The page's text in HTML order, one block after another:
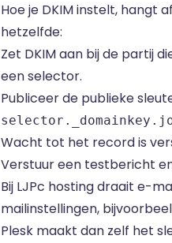
Hoe je DKIM instelt, hangt
hetzelfde:
Zet DKIM aan bij de partij
een selector.
Publiceer de publieke
Wacht tot het record is
Verstuur een testbericht
Bij LJPc hosting draait e-
mailinstellingen,
Plesk maakt dan zelf het